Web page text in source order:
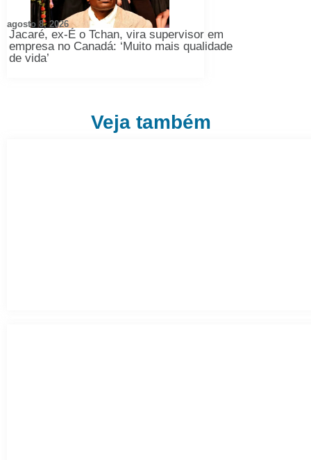
Jacaré, ex-É o Tchan, vira supervisor em
empresa no Canadá: ‘Muito mais qualidade
de vida’
agosto 8, 2026
Veja também